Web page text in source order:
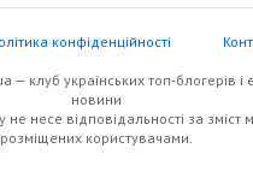
конфіденційності
— клуб українських топ-блогерів i
новини
не несе відповідальності за зміст
розміщених користувачами.